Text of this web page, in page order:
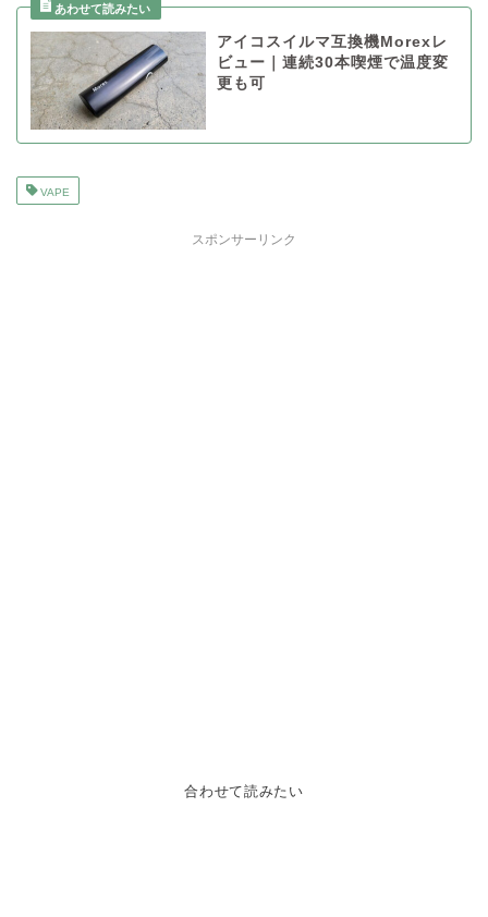
アイコスイルマ互換機Morexレ
ビュー｜連続30本喫煙で温度変
更も可
VAPE
スポンサーリンク
合わせて読みたい